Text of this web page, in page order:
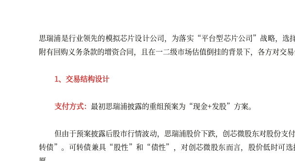
思瑞浦是行业领先的模拟芯片设计公司，为落实“平台型芯片公司”战略，选
附有回购义务条款的增资合同，且在一二级市场估值倒挂的背景下，各方对交易
1、交易结构设计
支付方式： 最初思瑞浦披露的重组预案为“现金+发股”方案。
但由于预案披露后股市行情波动，思瑞浦股价下跌，创芯微股东对股份支
转债”。可转债兼具“股性”和“债性”，对创芯微股东而言，股价低时可选